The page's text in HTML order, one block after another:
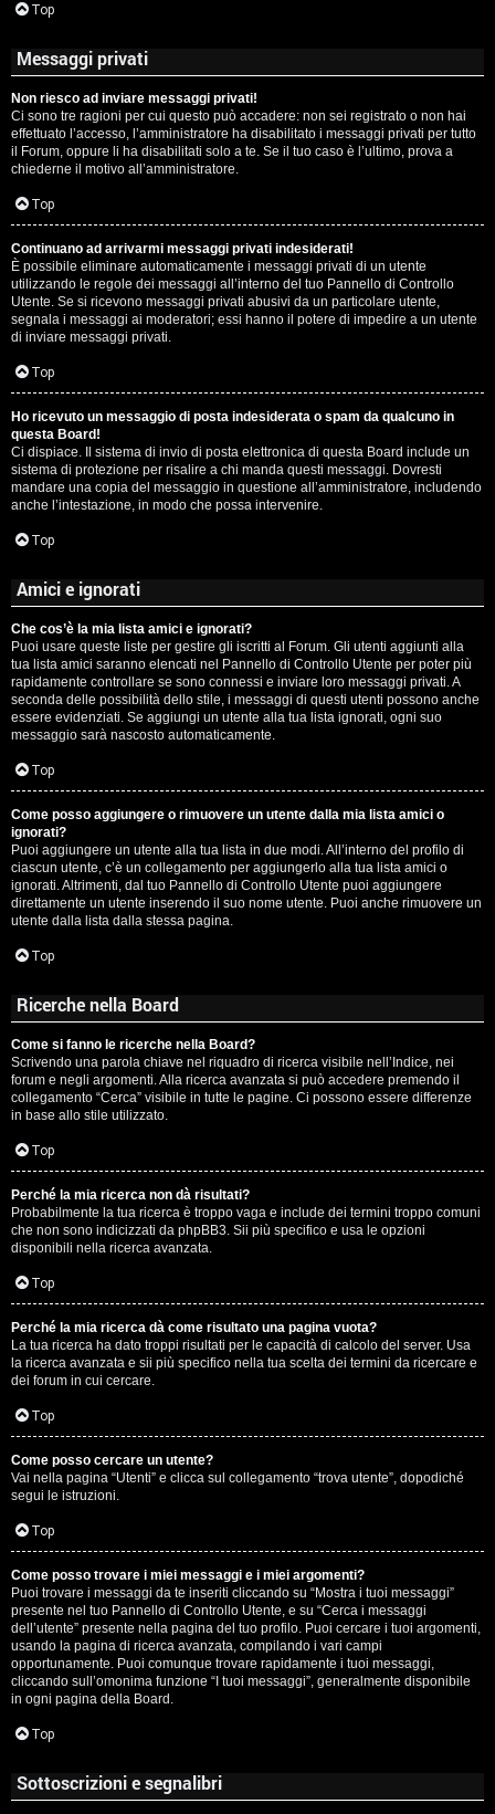
Top
Messaggi privati
Non riesco ad inviare messaggi privati!
Ci sono tre ragioni per cui questo può accadere: non sei registrato o non hai
effettuato l’accesso, l’amministratore ha disabilitato i messaggi privati per tutto
il Forum, oppure li ha disabilitati solo a te. Se il tuo caso è l’ultimo, prova a
chiederne il motivo all’amministratore.
Top
Continuano ad arrivarmi messaggi privati indesiderati!
È possibile eliminare automaticamente i messaggi privati ​​di un utente
utilizzando le regole dei messaggi all’interno del tuo Pannello di Controllo
Utente. Se si ricevono messaggi privati ​​abusivi da un particolare utente,
segnala i messaggi ai moderatori; essi hanno il potere di impedire a un utente
di inviare messaggi privati​​.
Top
Ho ricevuto un messaggio di posta indesiderata o spam da qualcuno in
questa Board!
Ci dispiace. Il sistema di invio di posta elettronica di questa Board include un
sistema di protezione per risalire a chi manda questi messaggi. Dovresti
mandare una copia del messaggio in questione all’amministratore, includendo
anche l’intestazione, in modo che possa intervenire.
Top
Amici e ignorati
Che cos’è la mia lista amici e ignorati?
Puoi usare queste liste per gestire gli iscritti al Forum. Gli utenti aggiunti alla
tua lista amici saranno elencati nel Pannello di Controllo Utente per poter più
rapidamente controllare se sono connessi e inviare loro messaggi privati. A
seconda delle possibilità dello stile, i messaggi di questi utenti possono anche
essere evidenziati. Se aggiungi un utente alla tua lista ignorati, ogni suo
messaggio sarà nascosto automaticamente.
Top
Come posso aggiungere o rimuovere un utente dalla mia lista amici o
ignorati?
Puoi aggiungere un utente alla tua lista in due modi. All’interno del profilo di
ciascun utente, c’è un collegamento per aggiungerlo alla tua lista amici o
ignorati. Altrimenti, dal tuo Pannello di Controllo Utente puoi aggiungere
direttamente un utente inserendo il suo nome utente. Puoi anche rimuovere un
utente dalla lista dalla stessa pagina.
Top
Ricerche nella Board
Come si fanno le ricerche nella Board?
Scrivendo una parola chiave nel riquadro di ricerca visibile nell’Indice, nei
forum e negli argomenti. Alla ricerca avanzata si può accedere premendo il
collegamento “Cerca” visibile in tutte le pagine. Ci possono essere differenze
in base allo stile utilizzato.
Top
Perché la mia ricerca non dà risultati?
Probabilmente la tua ricerca è troppo vaga e include dei termini troppo comuni
che non sono indicizzati da phpBB3. Sii più specifico e usa le opzioni
disponibili nella ricerca avanzata.
Top
Perché la mia ricerca dà come risultato una pagina vuota?
La tua ricerca ha dato troppi risultati per le capacità di calcolo del server. Usa
la ricerca avanzata e sii più specifico nella tua scelta dei termini da ricercare e
dei forum in cui cercare.
Top
Come posso cercare un utente?
Vai nella pagina “Utenti” e clicca sul collegamento “trova utente”, dopodiché
segui le istruzioni.
Top
Come posso trovare i miei messaggi e i miei argomenti?
Puoi trovare i messaggi da te inseriti cliccando su “Mostra i tuoi messaggi”
presente nel tuo Pannello di Controllo Utente, e su “Cerca i messaggi
dell’utente” presente nella pagina del tuo profilo. Puoi cercare i tuoi argomenti,
usando la pagina di ricerca avanzata, compilando i vari campi
opportunamente. Puoi comunque trovare rapidamente i tuoi messaggi,
cliccando sull’omonima funzione “I tuoi messaggi”, generalmente disponibile
in ogni pagina della Board.
Top
Sottoscrizioni e segnalibri